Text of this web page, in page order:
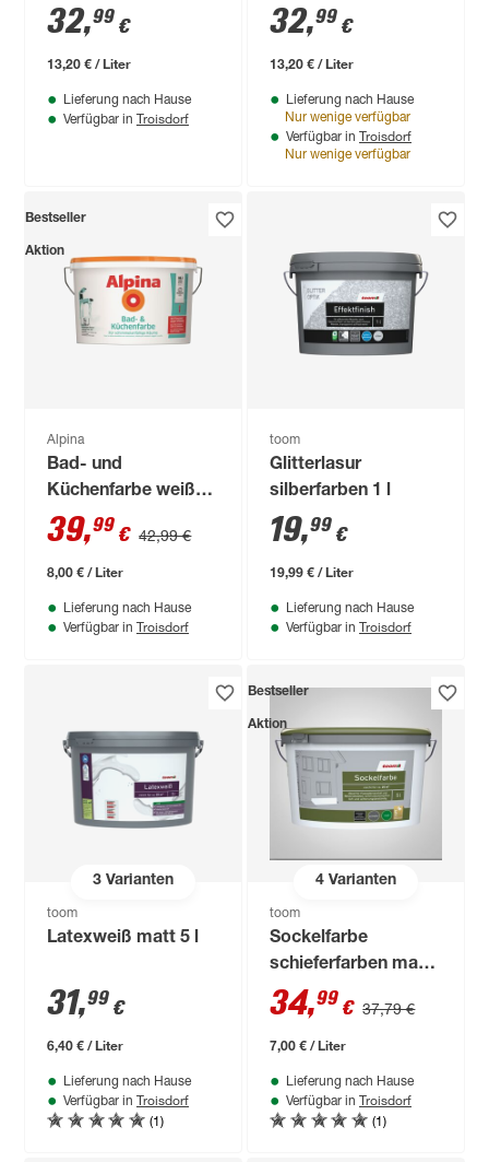
32,99 €
13,20 € / Liter
Lieferung nach Hause
Verfügbar in Troisdorf
32,99 €
13,20 € / Liter
Lieferung nach Hause
Nur wenige verfügbar
Verfügbar in Troisdorf
Nur wenige verfügbar
Bestseller
Aktion
Alpina
Bad- und
Küchenfarbe weiß
matt 5 l
39,99 € 42,99 €
8,00 € / Liter
Lieferung nach Hause
Verfügbar in Troisdorf
toom
Glitterlasur
silberfarben 1 l
19,99 €
19,99 € / Liter
Lieferung nach Hause
Verfügbar in Troisdorf
3Varianten
toom
Latexweiß matt 5 l
31,99 €
6,40 € / Liter
Lieferung nach Hause
Verfügbar in Troisdorf
(1)
4Varianten
Bestseller
Aktion
toom
Sockelfarbe
schieferfarben matt
5 l
34,99 € 37,79 €
7,00 € / Liter
Lieferung nach Hause
Verfügbar in Troisdorf
(1)